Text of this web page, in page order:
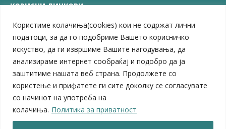
Користиме колачиња(cookies) кои не содржат лични
податоци, за да го подобриме Вашето корисничко
искуство, да ги извршиме Вашите нагодувања, да
анализираме интернет сообраќај и подобро да ја
заштитиме нашата веб страна. Продолжете со
користење и прифатете ги сите доколку се согласувате
со начинот на употреба на
колачиња. Политика за приватност
КОРИСНИ ЛИНКОВИ
ЗЕЛС – Заедница на единиците на локална самоуправа
Центар за развој на Вардарски плански регион
Јавно комунално претпријатие „Дервен“
ЈПССО „Парк – спорт и паркинзи“
ЛБ „Гоце Делчев“
ЛУ „Народен Музеј“
Влада на Република Северна Македонија
Собрание на Република Северна Македонија
Министерство за финансии